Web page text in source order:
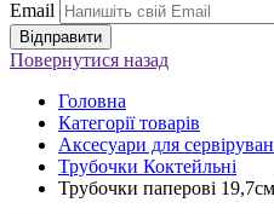
Email
Повернутися назад
Головна
Категорії товарів
Аксесуари для
Трубочки Коктейльні
Трубочки паперові